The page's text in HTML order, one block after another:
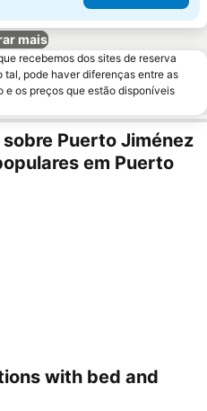
mais
recebemos dos sites de reserva
tal, pode haver diferenças entre as
os preços que estão disponíveis
Puerto Jiménez
em Puerto
with bed and